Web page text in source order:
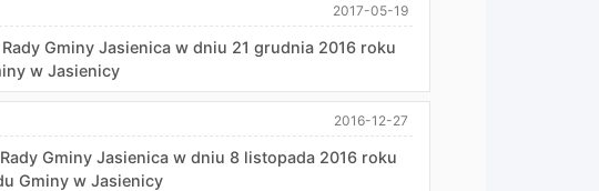
2017-05-19
Gminy Jasienica w dniu 21 grudnia 2016 roku
w Jasienicy
2016-12-27
Gminy Jasienica w dniu 8 listopada 2016 roku
Gminy w Jasienicy